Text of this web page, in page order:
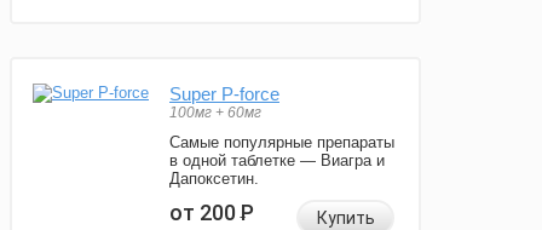
Super P-force
100мг + 60мг
Самые популярные препараты
в одной таблетке — Виагра и
Дапоксетин.
от 200Р Купить